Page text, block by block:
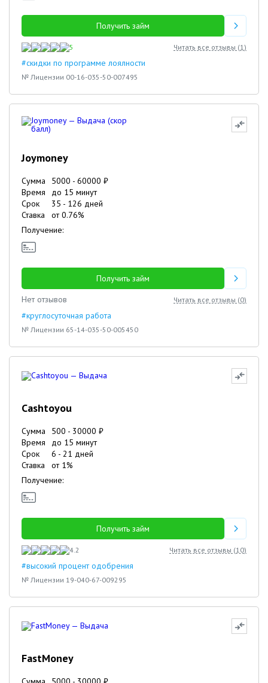
Получить займ
5 Читать все отзывы (1)
#скидки по программе лоялности
№ Лицензии 00-16-035-50-007495
Joymoney
Сумма 5000 - 60000 ₽
Время
до 15 минут
Срок
35 - 126 дней
Ставка
от0.76%
Получение:
Получить займ
Нет отзывов
Читать все отзывы (0)
#круглосуточная работа
№ Лицензии 65-14-035-50-005450
Cashtoyou
Сумма 500 - 30000 ₽
Время
до 15 минут
Срок
6 - 21 дней
Ставка
от 1%
Получение:
Получить займ
4.2 Читать все отзывы (10)
#высокий процент одобрения
№ Лицензии 19-040-67-009295
FastMoney